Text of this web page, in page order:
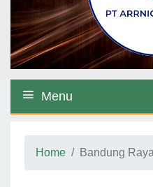
Menu
Home Bandung Raya